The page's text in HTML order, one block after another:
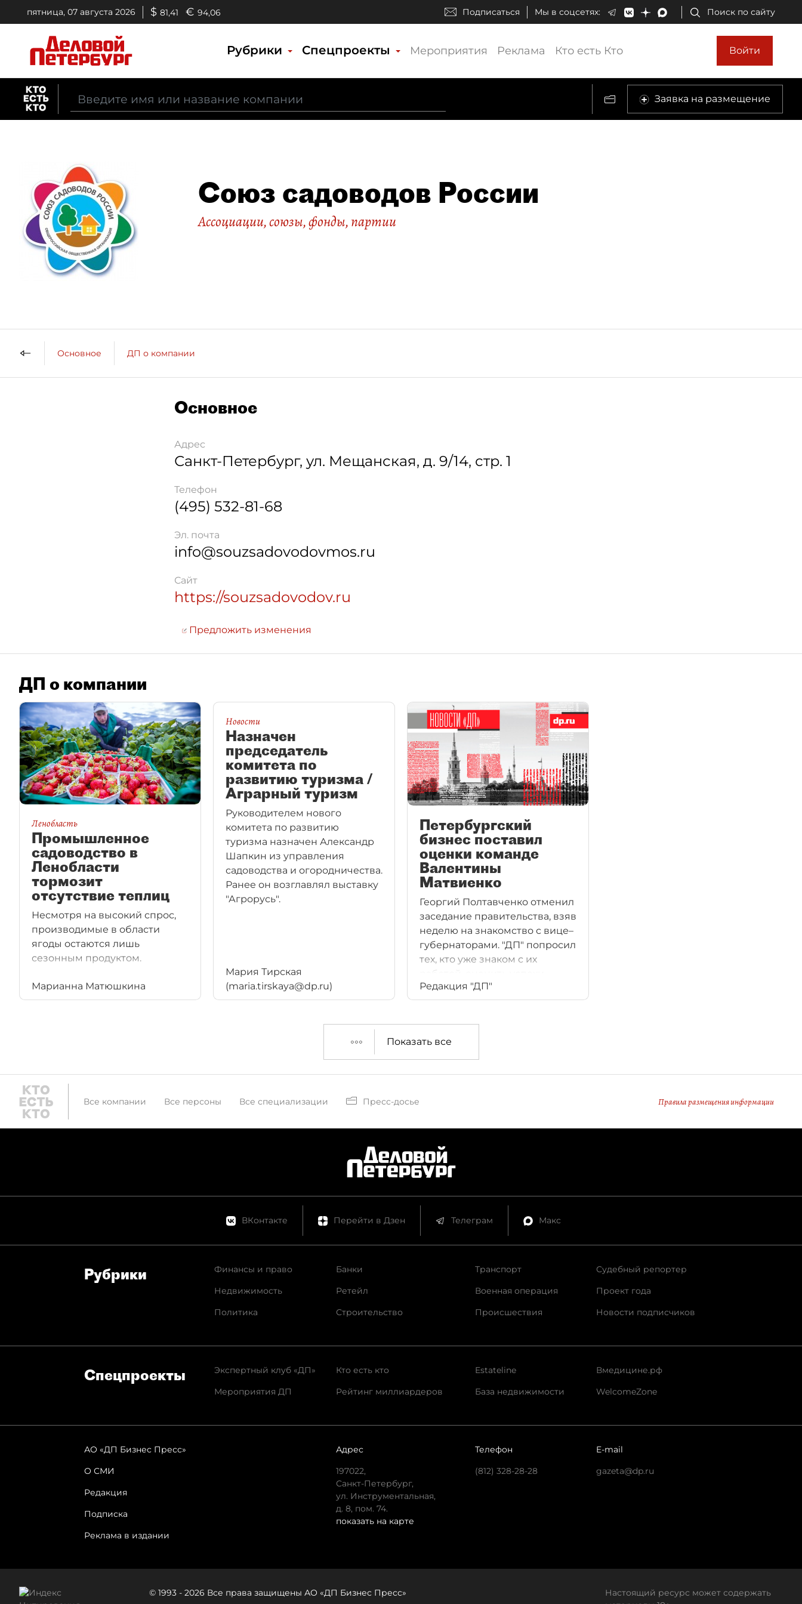
пятница, 07 августа 2026 $ 81,41 € 94,06 Подписаться Мы в соцсетях: Поиск по сайту
Рубрики Спецпроекты Мероприятия Реклама Кто есть Кто Войти
Заявка на размещение
Союз садоводов России
Ассоциации, союзы, фонды, партии
Основное ДП о компании
Основное
Адрес
Санкт-Петербург, ул. Мещанская, д. 9/14, стр. 1
Телефон
(495) 532-81-68
Эл. почта
info@souzsadovodovmos.ru
Сайт
https://souzsadovodov.ru
Предложить изменения
ДП о компании
Ленобласть
Промышленное
садоводство в
Ленобласти
тормозит
отсутствие теплиц
Несмотря на высокий спрос,
производимые в области
ягоды остаются лишь
сезонным продуктом.
Марианна Матюшкина
Новости
Назначен
председатель
комитета по
развитию туризма /
Аграрный туризм
Руководителем нового
комитета по развитию
туризма назначен Александр
Шапкин из управления
садоводства и огородничества.
Ранее он возглавлял выставку
"Агрорусь".
Мария Тирская
(maria.tirskaya@dp.ru)
Петербургский
бизнес поставил
оценки команде
Валентины
Матвиенко
Георгий Полтавченко отменил
заседание правительства, взяв
неделю на знакомство с вице–
губернаторами. "ДП" попросил
тех, кто уже знаком с их
работой, оценить успехи
чиновников.
Редакция "ДП"
Показать все
Все компании Все персоны Все специализации Пресс-досье Правила размещения информации
ВКонтакте Перейти в Дзен Телеграм Макс
Рубрики
Финансы и право
Недвижимость
Политика
Банки
Ретейл
Строительство
Транспорт
Военная операция
Происшествия
Судебный репортер
Проект года
Новости подписчиков
Спец­проекты
Экспертный клуб «ДП»
Мероприятия ДП
Кто есть кто
Рейтинг миллиардеров
Estateline
База недвижимости
Вмедицине.рф
WelcomeZone
АО «ДП Бизнес Пресс»
О СМИ
Редакция
Подписка
Реклама в издании
Адрес
197022,
Санкт-Петербург,
ул. Инструментальная,
д. 8, пом. 74.
показать на карте
Телефон
(812) 328-28-28
E-mail
gazeta@dp.ru
© 1993 - 2026 Все права защищены АО «ДП Бизнес Пресс»
Настоящий ресурс может содержать